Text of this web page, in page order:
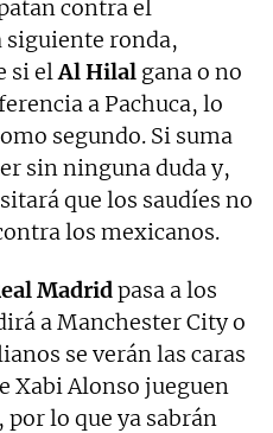
contra el
siguiente ronda,
si elAl Hilal gana o no
a Pachuca, lo
segundo. Si suma
sin ninguna duda y,
que los saudíes no
los mexicanos.
Madridpasa a los
a Manchester City o
se verán las caras
Xabi Alonso jueguen
lo que ya sabrán